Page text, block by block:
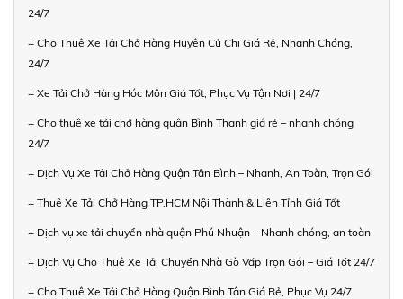
24/7
+ Cho Thuê Xe Tải Chở Hàng Huyện Củ Chi Giá Rẻ, Nhanh Chóng,
24/7
+ Xe Tải Chở Hàng Hóc Môn Giá Tốt, Phục Vụ Tận Nơi | 24/7
+ Cho thuê xe tải chở hàng quận Bình Thạnh giá rẻ – nhanh chóng
24/7
+ Dịch Vụ Xe Tải Chở Hàng Quận Tân Bình – Nhanh, An Toàn, Trọn Gói
+ Thuê Xe Tải Chở Hàng TP.HCM Nội Thành & Liên Tỉnh Giá Tốt
+ Dịch vụ xe tải chuyển nhà quận Phú Nhuận – Nhanh chóng, an toàn
+ Dịch Vụ Cho Thuê Xe Tải Chuyển Nhà Gò Vấp Trọn Gói – Giá Tốt 24/7
+ Cho Thuê Xe Tải Chở Hàng Quận Bình Tân Giá Rẻ, Phục Vụ 24/7